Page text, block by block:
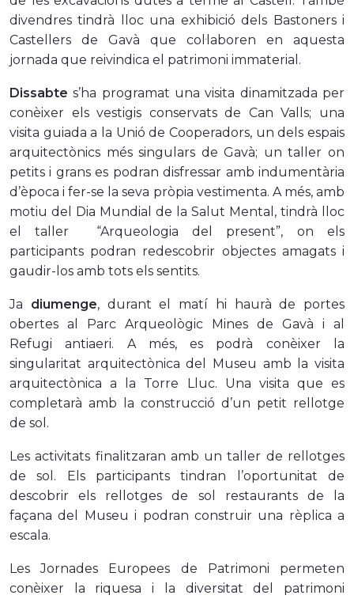
divendres tindrà lloc una exhibició dels Bastoners i
Castellers de Gavà que col·laboren en aquesta
jornada que reivindica el patrimoni immaterial.
Dissabte s’ha programat una visita dinamitzada per
conèixer els vestigis conservats de Can Valls; una
visita guiada a la Unió de Cooperadors, un dels espais
arquitectònics més singulars de Gavà; un taller on
petits i grans es podran disfressar amb indumentària
d’època i fer-se la seva pròpia vestimenta. A més, amb
motiu del Dia Mundial de la Salut Mental, tindrà lloc
el taller
“Arqueologia del present”, on els
participants podran redescobrir objectes amagats i
gaudir-los amb tots els sentits.
Ja diumenge, durant el matí hi haurà de portes
obertes al Parc Arqueològic Mines de Gavà i al
Refugi antiaeri. A més, es podrà conèixer la
singularitat arquitectònica del Museu amb la visita
arquitectònica a la Torre Lluc. Una visita que es
completarà amb la construcció d’un petit rellotge
de sol.
Les activitats finalitzaran amb un taller de rellotges
de sol. Els participants tindran l’oportunitat de
descobrir els rellotges de sol restaurants de la
façana del Museu i podran construir una rèplica a
escala.
Les Jornades Europees de Patrimoni permeten
conèixer la riquesa i la diversitat del patrimoni